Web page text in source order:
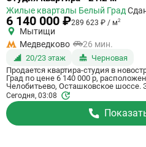
квартиру
Жилые кварталы Белый Град
6 140 000 ₽289 623 ₽ / м2
Мытищи
Медведково
26 мин.
20/23 этаж
Черновая
Продается квартира-студия в
Град по цене 6 140 000 р,
Челобитьево, Осташковское шоссе.
Квартира сдается в III квартале 2026
минутах на машине от метро
- 21.2 м². Этаж 20 из 23. ID квартиры
его когда будете звонить.
Сегодня, 03:08